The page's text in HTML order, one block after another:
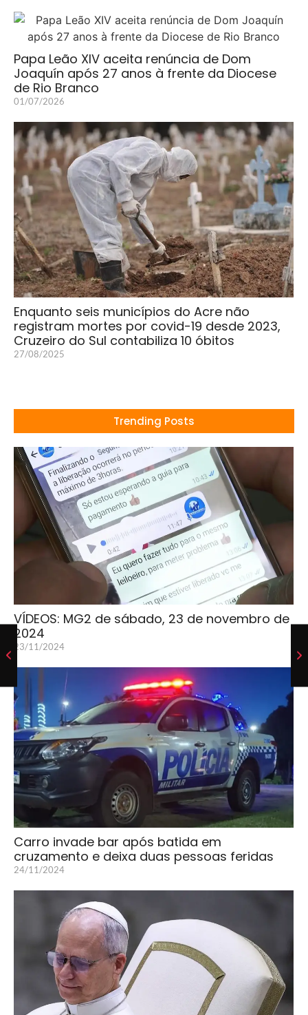
Papa Leão XIV aceita renúncia de Dom
Joaquín após 27 anos à frente da Diocese
de Rio Branco
01/07/2026
Enquanto seis municípios do Acre não
registram mortes por covid-19 desde 2023,
Cruzeiro do Sul contabiliza 10 óbitos
27/08/2025
Trending Posts
VÍDEOS: MG2 de sábado, 23 de novembro de
2024
23/11/2024
Carro invade bar após batida em
cruzamento e deixa duas pessoas feridas
24/11/2024